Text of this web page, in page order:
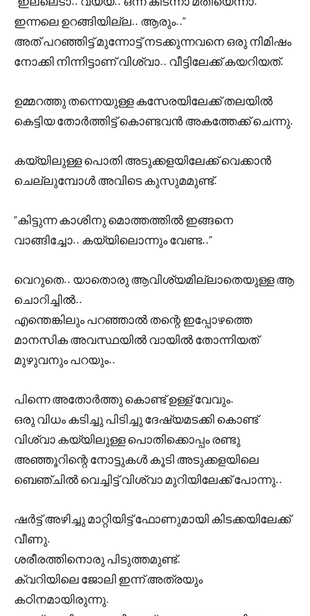
ഇന്നലെ ഉറങ്ങിയില്ല.. ആരും..”
അത് പറഞ്ഞിട്ട് മുന്നോട്ട് നടക്കുന്നവനെ ഒരു നിമിഷം
നോക്കി നിന്നിട്ടാണ് വിശ്വാ.. വീട്ടിലേക്ക് കയറിയത്.
ഉമ്മറത്തു തന്നെയുള്ള കസേരയിലേക്ക് തലയിൽ
കെട്ടിയ തോർത്തിട്ട് കൊണ്ടവൻ അകത്തേക്ക് ചെന്നു.
കയ്യിലുള്ള പൊതി അടുക്കളയിലേക്ക് വെക്കാൻ
ചെല്ലുമ്പോൾ അവിടെ കുസുമമുണ്ട്.
“കിട്ടുന്ന കാശിനു മൊത്തത്തിൽ ഇങ്ങനെ
വാങ്ങിച്ചോ.. കയ്യിലൊന്നും വേണ്ട..”
വെറുതെ.. യാതൊരു ആവിശ്യമില്ലാതെയുള്ള ആ
ചൊറിച്ചിൽ..
എന്തെങ്കിലും പറഞ്ഞാൽ തന്റെ ഇപ്പോഴത്തെ
മാനസിക അവസ്ഥയിൽ വായിൽ തോന്നിയത്
മുഴുവനും പറയും..
പിന്നെ അതോർത്തു കൊണ്ട് ഉള്ള് വേവും.
ഒരു വിധം കടിച്ചു പിടിച്ചു ദേഷ്യമടക്കി കൊണ്ട്
വിശ്വാ കയ്യിലുള്ള പൊതിക്കൊപ്പം രണ്ടു
അഞ്ഞൂറിന്റെ നോട്ടുകൾ കൂടി അടുക്കളയിലെ
ബെഞ്ചിൽ വെച്ചിട്ട് വിശ്വാ മുറിയിലേക്ക് പോന്നു..
ഷർട്ട് അഴിച്ചു മാറ്റിയിട്ട് ഫോണുമായി കിടക്കയിലേക്ക്
വീണു.
ശരീരത്തിനൊരു പിടുത്തമുണ്ട്.
ക്വറിയിലെ ജോലി ഇന്ന് അത്രയും
കഠിനമായിരുന്നു.